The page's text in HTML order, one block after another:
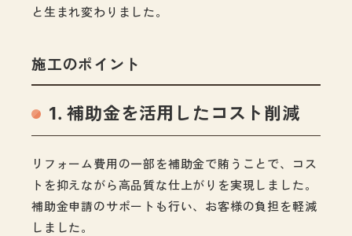
と生まれ変わりました。
施工のポイント
1. 補助金を活用したコスト削減
リフォーム費用の一部を補助金で賄うことで、コス
トを抑えながら高品質な仕上がりを実現しました。
補助金申請のサポートも行い、お客様の負担を軽減
しました。